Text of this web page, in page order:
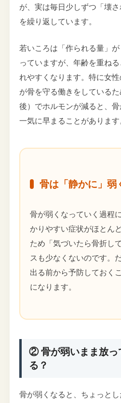
が、実は毎日少しずつ「壊さ
を繰り返しています。
若いころは「作られる量」
っていますが、年齢を重ね
れやすくなります。特に女
が骨を守る働きをしている
後）でホルモンが減ると、
一気に早まることがあります
骨は「静かに」弱
骨が弱くなっていく過程
かりやすい症状がほとん
ため「気づいたら骨折し
スも少なくないのです。
出る前から予防しておく
になります。
② 骨が弱いまま放っ
る？
骨が弱くなると、ちょっと